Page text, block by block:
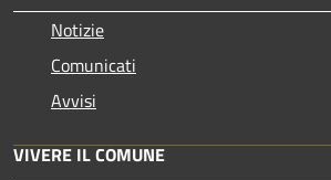
Notizie
Comunicati
Avvisi
VIVERE IL COMUNE